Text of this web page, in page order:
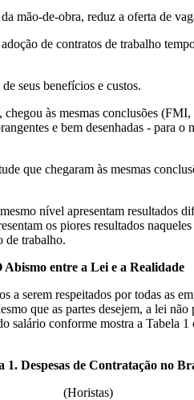
mão-de-obra, reduz a oferta de
de contratos de trabalho
seus benefícios e custos.
às mesmas conclusões
e bem desenhadas - para
que chegaram às mesmas
nível apresentam resultados
os piores resultados
de trabalho.
Abismo entre a Lei e a Realidade
serem respeitados por todas as
que as partes desejem, a lei
salário conforme mostra a Tabela
1. Despesas de Contratação no
(Horistas)